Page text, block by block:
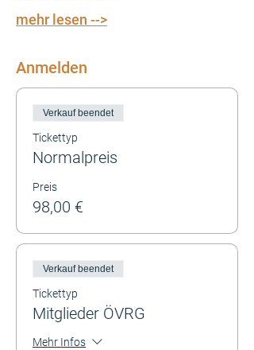
mehr lesen -->
Anmelden
Verkauf beendet
Tickettyp
Normalpreis
Preis
98,00 €
Verkauf beendet
Tickettyp
Mitglieder ÖVRG
Mehr Infos